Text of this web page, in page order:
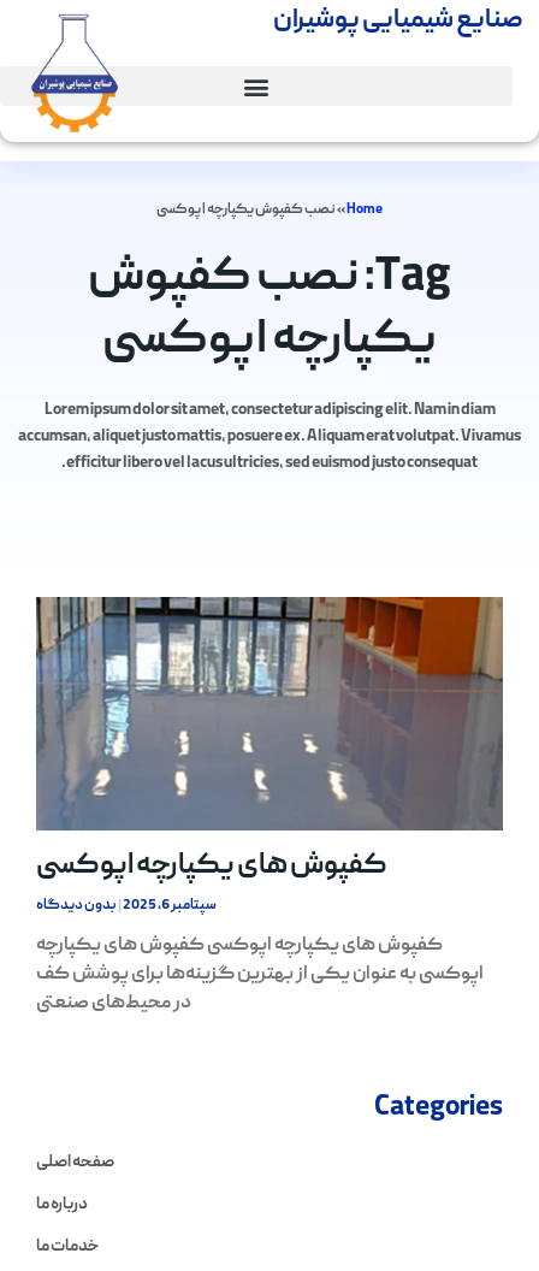
صنایع شیمیایی پوشیران
Home
»نصب کفپوش یکپارچه اپوکسی
Tag: نصب کفپوش
یکپارچه اپوکسی
Lorem ipsum dolor sit amet, consectetur adipiscing elit. Nam in diam
accumsan, aliquet justo mattis, posuere ex. Aliquam erat volutpat. Vivamus
efficitur libero vel lacus ultricies, sed euismod justo consequat.
کفپوش های یکپارچه اپوکسی
سپتامبر 6, 2025 بدون دیدگاه
کفپوش های یکپارچه اپوکسی کفپوش های یکپارچه
اپوکسی به عنوان یکی از بهترین گزینه‌ها برای پوشش کف
در محیط‌های صنعتی
Categories
صفحه اصلی
درباره ما
خدمات ما